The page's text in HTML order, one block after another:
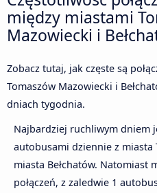
między miastami
Mazowiecki i
Zobacz tutaj, jak częste są
Tomaszów Mazowiecki i
dniach tygodnia.
Najbardziej ruchliwym dniem
autobusami dziennie z miasta
miasta Bełchatów. Natomiast
połączeń, z zaledwie 1